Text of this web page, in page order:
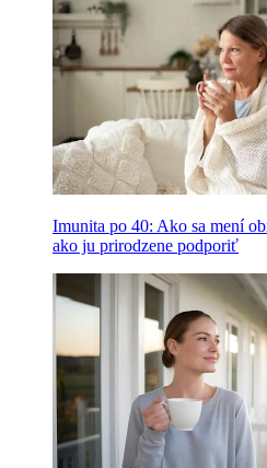
Imunita po 40: Ako sa mení
ako ju prirodzene podporiť